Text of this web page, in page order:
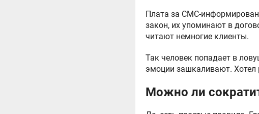
Плата за СМС-
закон, их упоминают в
читают немногие клиенты.
Так человек попадает в
эмоции зашкаливают. Хотел
Можно ли